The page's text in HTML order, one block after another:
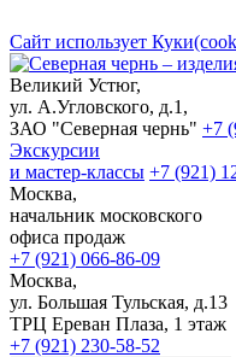
Сайт использует
Великий Устюг,
ул. А.Угловского, д.1,
ЗАО "Северная чернь" +7
Экскурсии
и мастер-классы +7 (921)
Москва,
начальник московского
офиса продаж
+7 (921) 066-86-09
Москва,
ул. Большая Тульская, д.13
ТРЦ Ереван Плаза, 1 этаж
+7 (921) 230-58-52